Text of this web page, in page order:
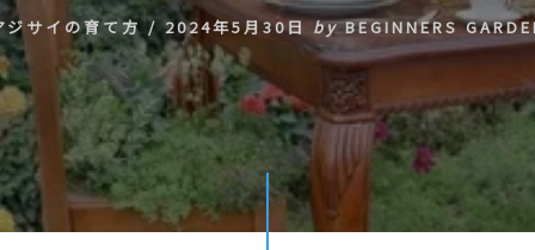
ジサイの育て方/ 2024年5月30日 by BEGINNERS